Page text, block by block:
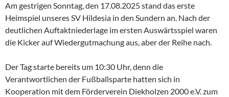
Am gestrigen Sonntag, den 17.08.2025 stand das erste
Heimspiel unseres SV Hildesia in den Sundern an. Nach der
deutlichen Auftaktniederlage im ersten Auswärtsspiel waren
die Kicker auf Wiedergutmachung aus, aber der Reihe nach.
Der Tag starte bereits um 10:30 Uhr, denn die
Verantwortlichen der Fußballsparte hatten sich in
Kooperation mit dem Förderverein Diekholzen 2000 e.V. zum